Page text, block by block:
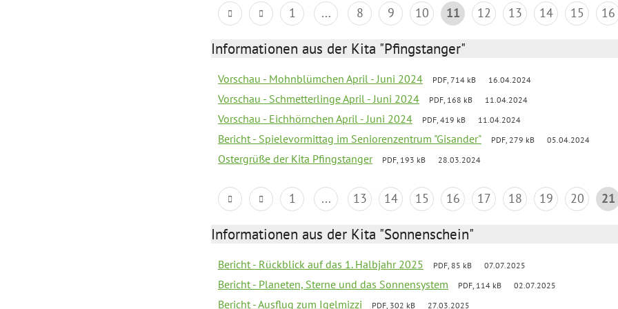
1 ... 8 9 10 11 12 13 14 15 16
Informationen aus der Kita "Pfingstanger"
Vorschau - Mohnblümchen April - Juni 2024 PDF, 714 kB 16.04.2024
Vorschau - Schmetterlinge April - Juni 2024 PDF, 168 kB 11.04.2024
Vorschau - Eichhörnchen April - Juni 2024 PDF, 419 kB 11.04.2024
Bericht - Spielevormittag im Seniorenzentrum "Gisander" PDF, 279 kB 05.04.2024
Ostergrüße der Kita Pfingstanger PDF, 193 kB 28.03.2024
1 ... 13 14 15 16 17 18 19 20 21
Informationen aus der Kita "Sonnenschein"
Bericht - Rückblick auf das 1. Halbjahr 2025 PDF, 85 kB 07.07.2025
Bericht - Planeten, Sterne und das Sonnensystem PDF, 114 kB 02.07.2025
Bericht - Ausflug zum Igelmizzi PDF, 302 kB 27.03.2025